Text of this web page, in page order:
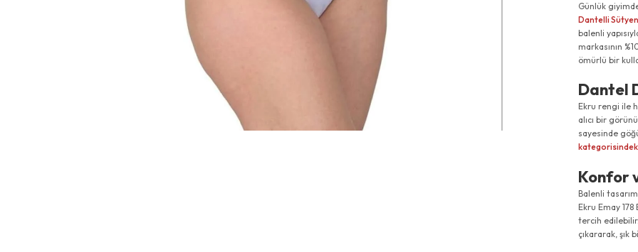
Günlük
Dantelli Sütyen
balenli
markasının
ömürlü bir
Dantel
Ekru rengi ile
alıcı bir
sayesinde
Konfor
Balenli
Ekru Emay
tercih
çıkararak, şık